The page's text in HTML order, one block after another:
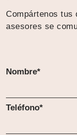
Compártenos tus
asesores se
Nombre*
Teléfono*